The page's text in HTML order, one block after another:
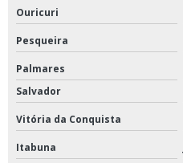
Ouricuri
Pesqueira
Palmares
Salvador
Vitória da Conquista
Itabuna